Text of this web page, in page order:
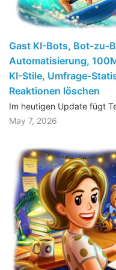
Gast KI-Bots, Bot-zu-
Automatisierung,
KI-Stile, Umfrage-
Reaktionen löschen
Im heutigen Update fügt
May 7, 2026